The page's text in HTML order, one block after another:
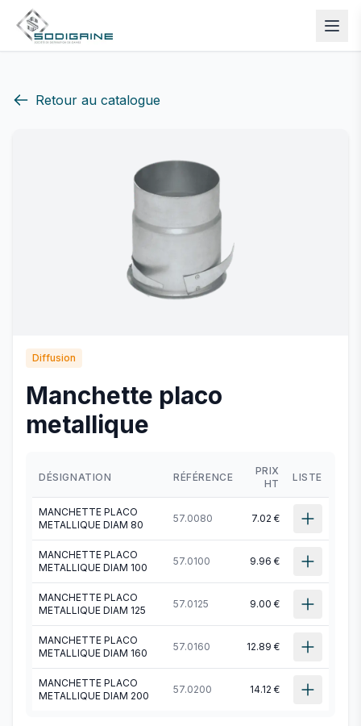
Retour au catalogue
Diffusion
Manchette placo
metallique
DÉSIGNATION RÉFÉRENCE
PRIX
HT
LISTE
MANCHETTE PLACO
METALLIQUE DIAM 80
57.0080 7.02 €
MANCHETTE PLACO
METALLIQUE DIAM 100
57.0100 9.96 €
MANCHETTE PLACO
METALLIQUE DIAM 125
57.0125 9.00 €
MANCHETTE PLACO
METALLIQUE DIAM 160
57.0160 12.89 €
MANCHETTE PLACO
METALLIQUE DIAM 200
57.0200 14.12 €